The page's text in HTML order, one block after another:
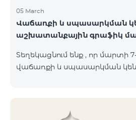
05 March
Վաճառքի և սպասարկման
աշխատանքային գրաֆիկ
Տեղեկացնում ենք , որ մարտի
վաճառքի և սպասարկման
գյուղ ՎևՍԿ հասցե "Տելեկոմ